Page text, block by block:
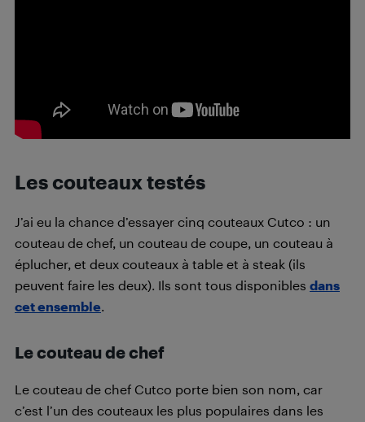
Les couteaux testés
J’ai eu la chance d’essayer cinq couteaux Cutco : un
couteau de chef, un couteau de coupe, un couteau à
éplucher, et deux couteaux à table et à steak (ils
peuvent faire les deux). Ils sont tous disponibles dans
cet ensemble
Le couteau de chef
Le couteau de chef Cutco porte bien son nom, car
c’est l’un des couteaux les plus populaires dans les